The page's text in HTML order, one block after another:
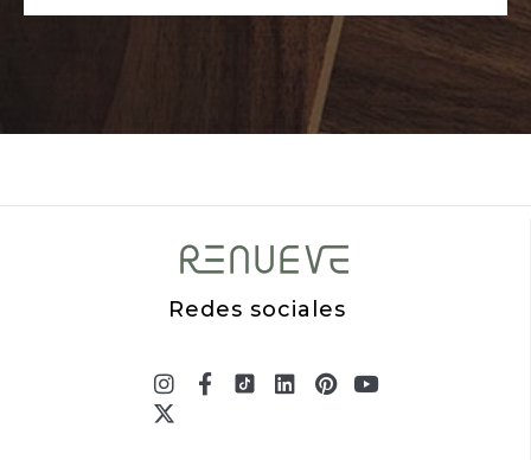
Redes sociales
Instagram
Facebook-
f
Linkedin
Pinterest
Youtube
X-
twitter